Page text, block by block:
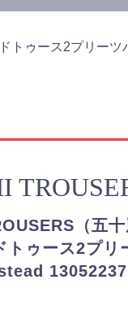
トゥース2プリー
（五十
トゥース2プリ